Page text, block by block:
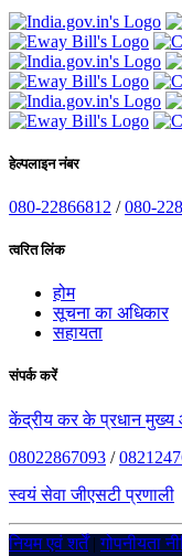
हेल्पलाइन नंबर
080-22866812 /080-
त्वरित लिंक
होम
सूचना का अधिकार
सहायता
संपर्क करें
केंद्रीय कर के प्रधान मुख्य
08022867093 /
स्वयं सेवा जीएसटी प्रणाली
नियम एवं शर्तें|गोपनीयता